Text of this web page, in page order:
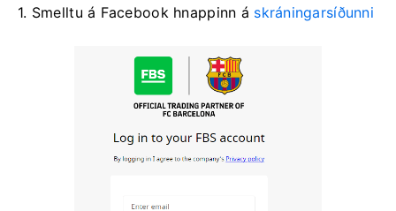
1. Smelltu á Facebook hnappinn á skráningarsíðunni